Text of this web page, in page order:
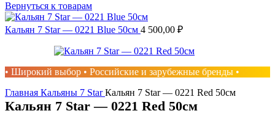
Вернуться к товарам
Кальян 7 Star — 0221 Blue 50см 4 500,00 ₽
• Широкий выбор • Российские и зарубежные бренды •
Главная Кальяны 7 StarКальян 7 Star — 0221 Red 50см
Кальян 7 Star — 0221 Red 50см